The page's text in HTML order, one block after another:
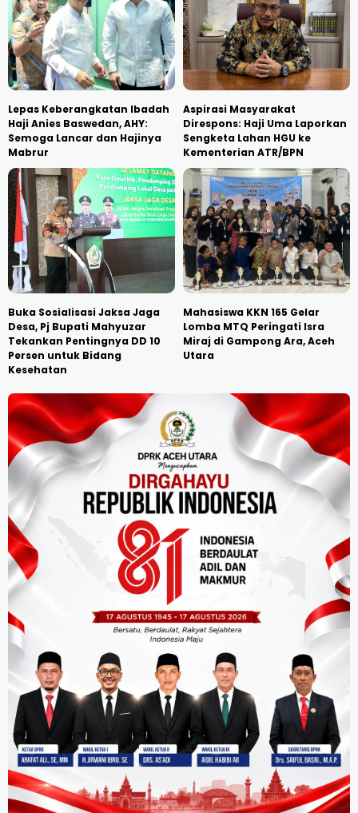
Lepas Keberangkatan Ibadah
Haji Anies Baswedan, AHY:
Semoga Lancar dan Hajinya
Mabrur
Aspirasi Masyarakat
Direspons: Haji Uma Laporkan
Sengketa Lahan HGU ke
Kementerian ATR/BPN
Buka Sosialisasi Jaksa Jaga
Desa, Pj Bupati Mahyuzar
Tekankan Pentingnya DD 10
Persen untuk Bidang
Kesehatan
Mahasiswa KKN 165 Gelar
Lomba MTQ Peringati Isra
Miraj di Gampong Ara, Aceh
Utara